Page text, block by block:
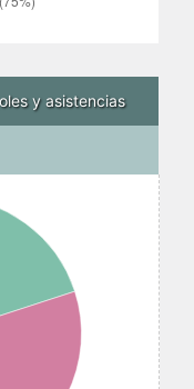
y asistencias